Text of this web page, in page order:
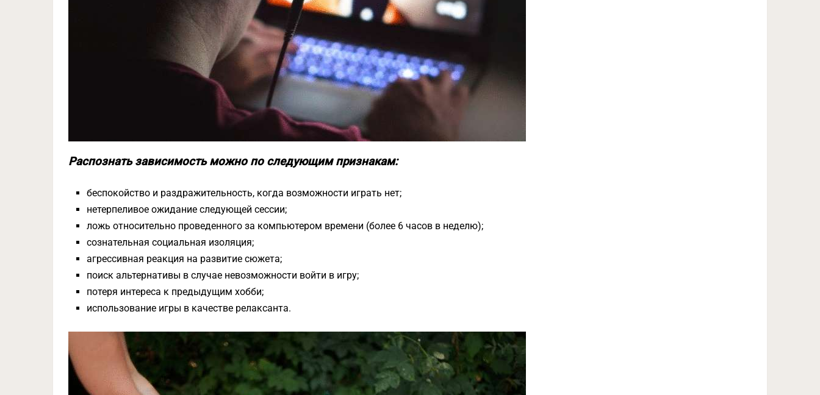
Распознать зависимость можно по следующим признакам:
беспокойство и раздражительность, когда возможности играть нет;
нетерпеливое ожидание следующей сессии;
ложь относительно проведенного за компьютером времени (более 6 часов в неделю);
сознательная социальная изоляция;
агрессивная реакция на развитие сюжета;
поиск альтернативы в случае невозможности войти в игру;
потеря интереса к предыдущим хобби;
использование игры в качестве релаксанта.